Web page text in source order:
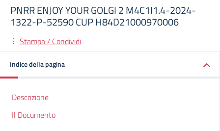
PNRR ENJOY YOUR GOLGI 2 M4C1I1.4-2024-
1322-P-52590 CUP H84D21000970006
Stampa / Condividi
Indice della pagina
Descrizione
Il Documento